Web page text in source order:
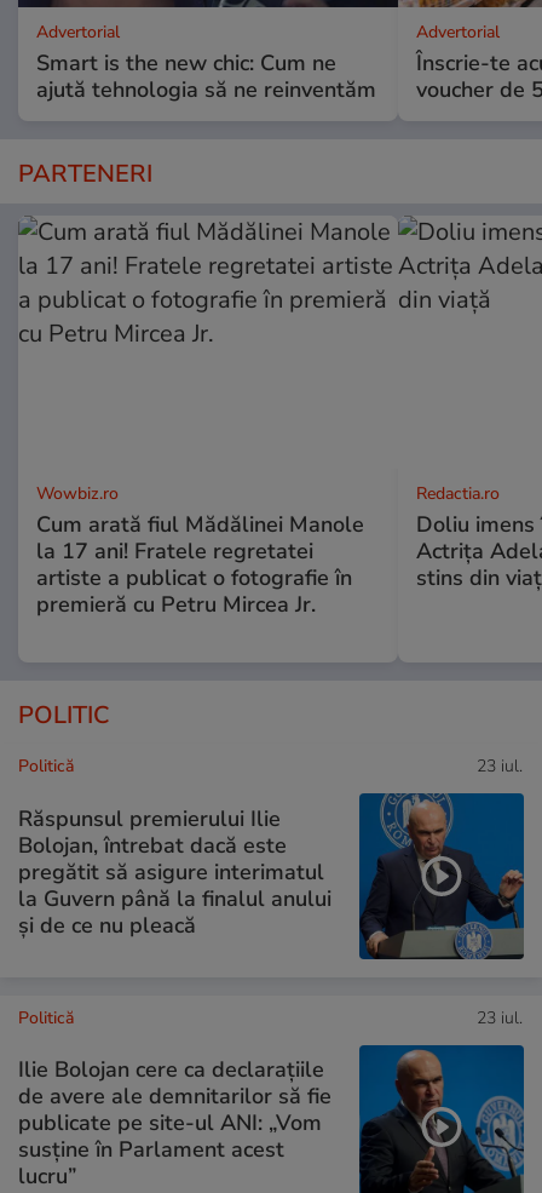
Advertorial
Smart is the new chic: Cum ne
ajută tehnologia să ne reinventăm
Advertorial
Înscrie-te
voucher de
PARTENERI
Wowbiz.ro
Cum arată fiul Mădălinei Manole
la 17 ani! Fratele regretatei
artiste a publicat o fotografie în
premieră cu Petru Mircea Jr.
Redactia.ro
Doliu
Actrița
stins din
POLITIC
Politică 23 iul.
Răspunsul premierului Ilie
Bolojan, întrebat dacă este
pregătit să asigure interimatul
la Guvern până la finalul anului
și de ce nu pleacă
Politică 23 iul.
Ilie Bolojan cere ca declarațiile
de avere ale demnitarilor să fie
publicate pe site-ul ANI: „Vom
susține în Parlament acest
lucru”